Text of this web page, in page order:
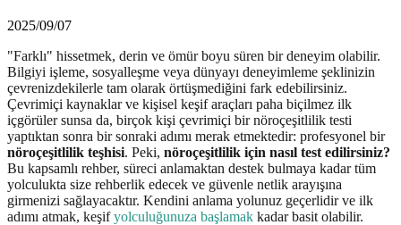
2025/09/07
"Farklı" hissetmek, derin ve ömür boyu süren bir deneyim olabilir.
Bilgiyi işleme, sosyalleşme veya dünyayı deneyimleme şeklinizin
çevrenizdekilerle tam olarak örtüşmediğini fark edebilirsiniz.
Çevrimiçi kaynaklar ve kişisel keşif araçları paha biçilmez ilk
içgörüler sunsa da, birçok kişi çevrimiçi bir nöroçeşitlilik testi
yaptıktan sonra bir sonraki adımı merak etmektedir: profesyonel bir
nöroçeşitlilik teşhisi. Peki, nöroçeşitlilik için nasıl test edilirsiniz?
Bu kapsamlı rehber, süreci anlamaktan destek bulmaya kadar tüm
yolculukta size rehberlik edecek ve güvenle netlik arayışına
girmenizi sağlayacaktır. Kendini anlama yolunuz geçerlidir ve ilk
adımı atmak, keşifyolculuğunuza başlamak kadar basit olabilir.